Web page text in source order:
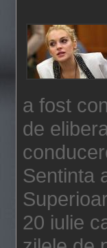
a fost
de
Sentinta
20 iulie